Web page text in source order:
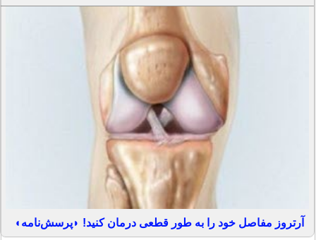
آرتروز مفاصل خود را به طور قطعی درمان کنید! ◗پرسش‌نامه◖